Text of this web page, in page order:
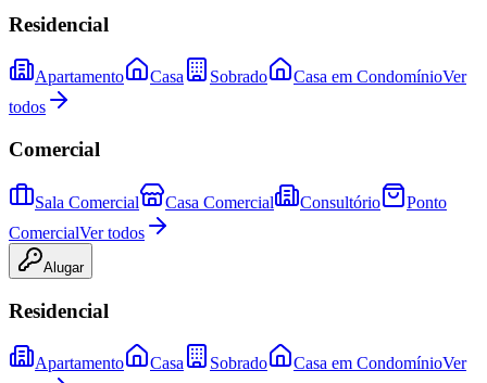
Residencial
Apartamento Casa Sobrado Casa em CondomínioVer
todos
Comercial
Sala Comercial Casa Comercial Consultório
Ponto
ComercialVer todos
Alugar
Residencial
Apartamento Casa Sobrado Casa em CondomínioVer